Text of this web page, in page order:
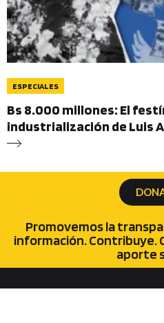
ESPECIALES
Bs 8.000 millones: El
industrialización de Luis
Promovemos la
información. Contribuye.
aporte